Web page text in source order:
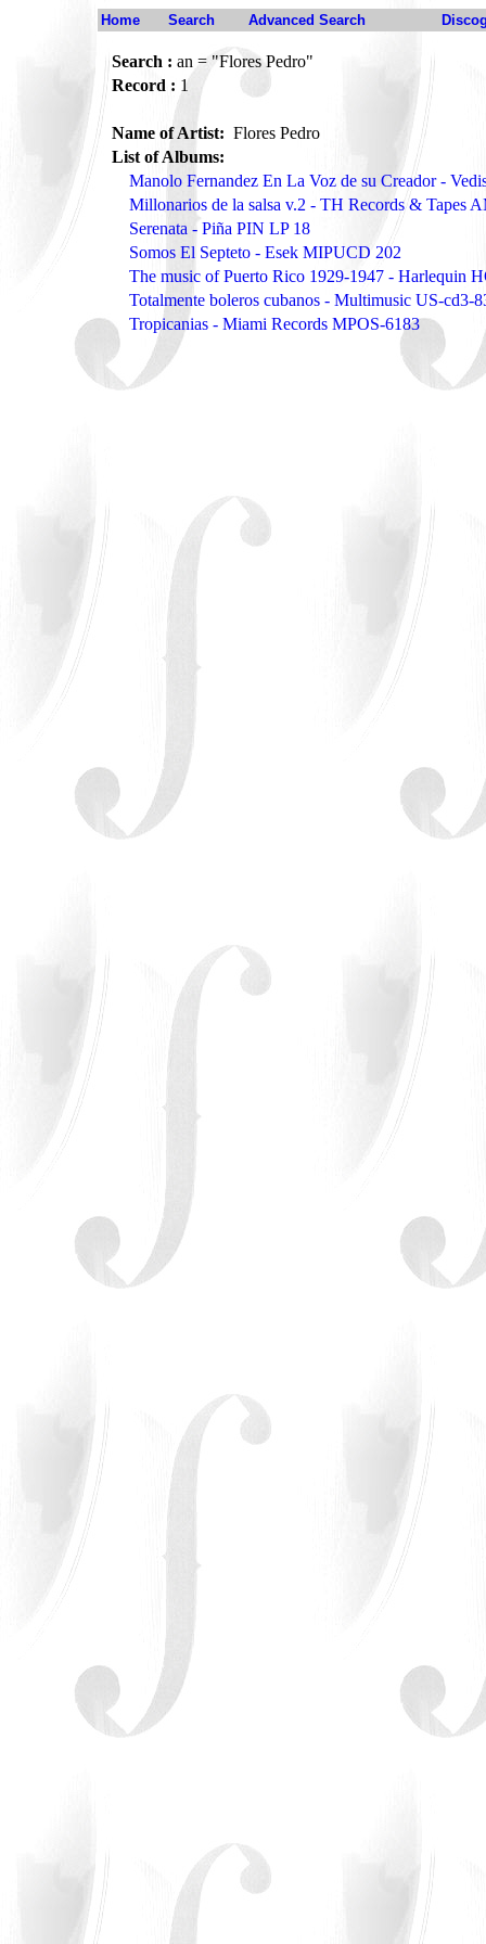
Home Search Advanced Search
Search : an = "Flores Pedro"
Record : 1
Name of Artist: Flores Pedro
List of Albums:
Manolo Fernandez En La Voz de su Creador -
Millonarios de la salsa v.2 - TH Records & Tapes
Serenata - Piña PIN LP 18
Somos El Septeto - Esek MIPUCD 202
The music of Puerto Rico 1929-1947 - Harlequin
Totalmente boleros cubanos - Multimusic US-cd3-
Tropicanias - Miami Records MPOS-6183